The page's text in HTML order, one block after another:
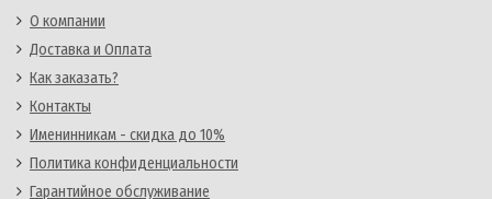
О компании
Доставка и Оплата
Как заказать?
Контакты
Именинникам - скидка до 10%
Политика конфиденциальности
Гарантийное обслуживание